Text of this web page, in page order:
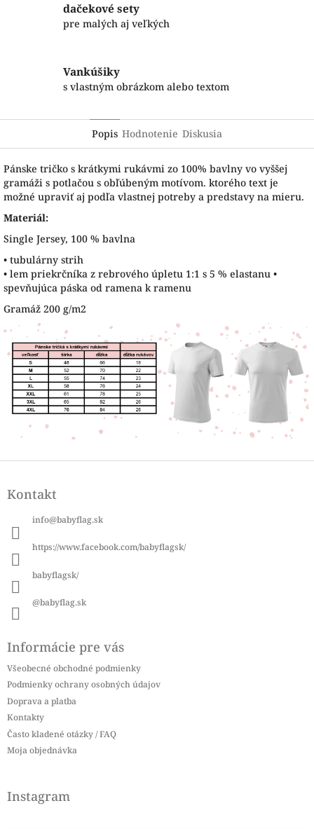
dačekové sety
pre malých aj veľkých
Vankúšiky
s vlastným obrázkom alebo textom
Popis Hodnotenie Diskusia
Pánske tričko s krátkymi rukávmi zo 100% bavlny vo vyššej
gramáži s potlačou s obľúbeným motívom. ktorého text je
možné upraviť aj podľa vlastnej potreby a predstavy na mieru.
Materiál:
Single Jersey, 100 % bavlna
• tubulárny strih
• lem priekrčníka z rebrového úpletu 1:1 s 5 % elastanu •
spevňujúca páska od ramena k ramenu
Gramáž 200 g/m2
Z
pKontakt
info@babyflag.sk
https://www.facebook.com/babyflagsk/
babyflagsk/
@babyflag.sk
Informácie pre vás
Všeobecné obchodné podmienky
Podmienky ochrany osobných údajov
Doprava a platba
Kontakty
Často kladené otázky / FAQ
Moja objednávka
Instagram